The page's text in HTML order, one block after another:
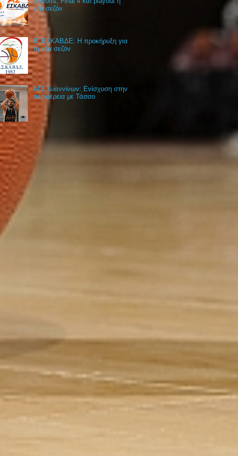
νέα σεζόν
Β΄ ΕΣΚΑΒΔΕ: Η προκήρυξη για
τη νέα σεζόν
ΑΓΣ Ιωαννίνων: Ενίσχυση στην
περιφέρεια με Τάσσο